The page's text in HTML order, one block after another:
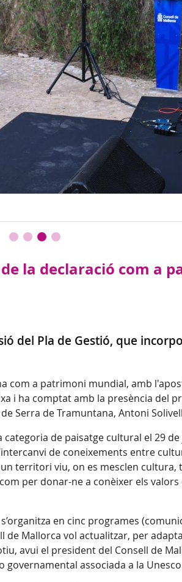
la declaració com a
del Pla de Gestió, que
com a patrimoni mundial, amb
i ha comptat amb la presència del
Serra de Tramuntana, Antoni
de paisatge cultural el 29 de
de coneixements entre
un territori viu, on es mesclen
per donar-ne a conèixer els
en cinc programes
Mallorca vol actualitzar, per
avui el president del Consell de
governamental associada a la